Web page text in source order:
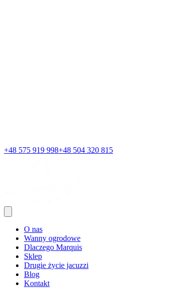
+48 575 919 998+48 504 320 815
O nas
Wanny ogrodowe
Dlaczego Marquis
Sklep
Drugie życie jacuzzi
Blog
Kontakt